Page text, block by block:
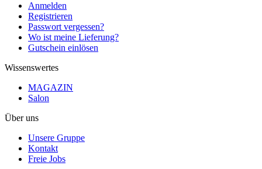
Anmelden
Registrieren
Passwort vergessen?
Wo ist meine Lieferung?
Gutschein einlösen
Wissenswertes
MAGAZIN
Salon
Über uns
Unsere Gruppe
Kontakt
Freie Jobs